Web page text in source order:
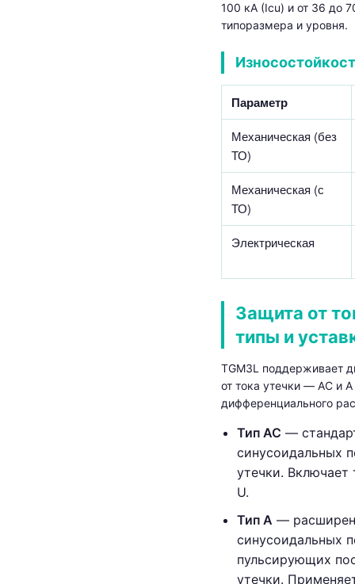
100 кА (Icu) и от 36 до
типоразмера и уровня.
Параметр
Механическая (без
ТО)
Механическая (с
ТО)
Электрическая
Защита от
типы и
TGM3L поддерживает
от тока утечки — AC и
дифференциального
Тип AC —
синусоидальных
утечки. Включает
U.
Тип A —
синусоидальных
пульсирующих
утечки.